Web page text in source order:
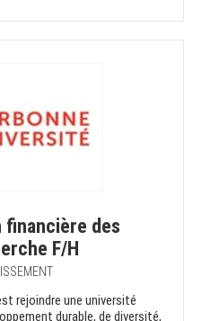
des
F/H
rejoindre une université
durable, de diversité,